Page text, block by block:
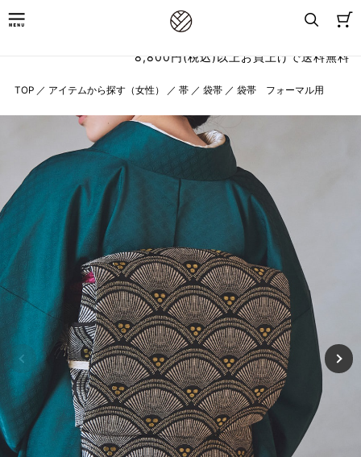
8,800円(税込)以上お買上げで送料無料
TOP ／ アイテムから探す（女性） ／ 帯 ／ 袋帯 ／ 袋帯 フォーマル用